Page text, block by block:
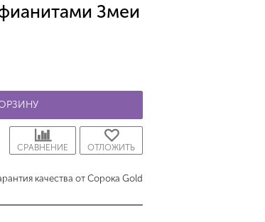
Змеи
ОТЛОЖИТЬ
СРАВНЕНИЕ
качества от Сорока Gold